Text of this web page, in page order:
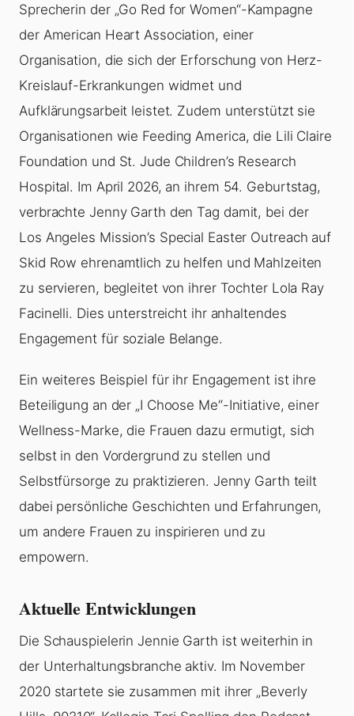
Sprecherin der „Go Red for Women“-Kampagne
der American Heart Association, einer
Organisation, die sich der Erforschung von Herz-
Kreislauf-Erkrankungen widmet und
Aufklärungsarbeit leistet. Zudem unterstützt sie
Organisationen wie Feeding America, die Lili Claire
Foundation und St. Jude Children’s Research
Hospital. Im April 2026, an ihrem 54. Geburtstag,
verbrachte Jenny Garth den Tag damit, bei der
Los Angeles Mission’s Special Easter Outreach auf
Skid Row ehrenamtlich zu helfen und Mahlzeiten
zu servieren, begleitet von ihrer Tochter Lola Ray
Facinelli. Dies unterstreicht ihr anhaltendes
Engagement für soziale Belange.
Ein weiteres Beispiel für ihr Engagement ist ihre
Beteiligung an der „I Choose Me“-Initiative, einer
Wellness-Marke, die Frauen dazu ermutigt, sich
selbst in den Vordergrund zu stellen und
Selbstfürsorge zu praktizieren. Jenny Garth teilt
dabei persönliche Geschichten und Erfahrungen,
um andere Frauen zu inspirieren und zu
empowern.
Aktuelle Entwicklungen
Die Schauspielerin Jennie Garth ist weiterhin in
der Unterhaltungsbranche aktiv. Im November
2020 startete sie zusammen mit ihrer „Beverly